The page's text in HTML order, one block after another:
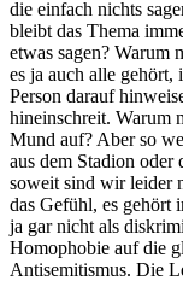
die einfach nichts
bleibt das Thema
etwas sagen? Warum
es ja auch alle gehört,
Person darauf
hineinschreit. Warum
Mund auf? Aber so
aus dem Stadion oder
soweit sind wir leider
das Gefühl, es gehört
ja gar nicht als
Homophobie auf die
Antisemitismus. Die